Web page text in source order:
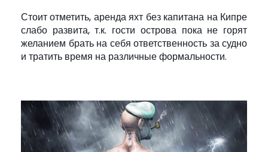
Стоит отметить, аренда яхт без капитана на Кипре
слабо развита, т.к. гости острова пока не горят
желанием брать на себя ответственность за судно
и тратить время на различные формальности.